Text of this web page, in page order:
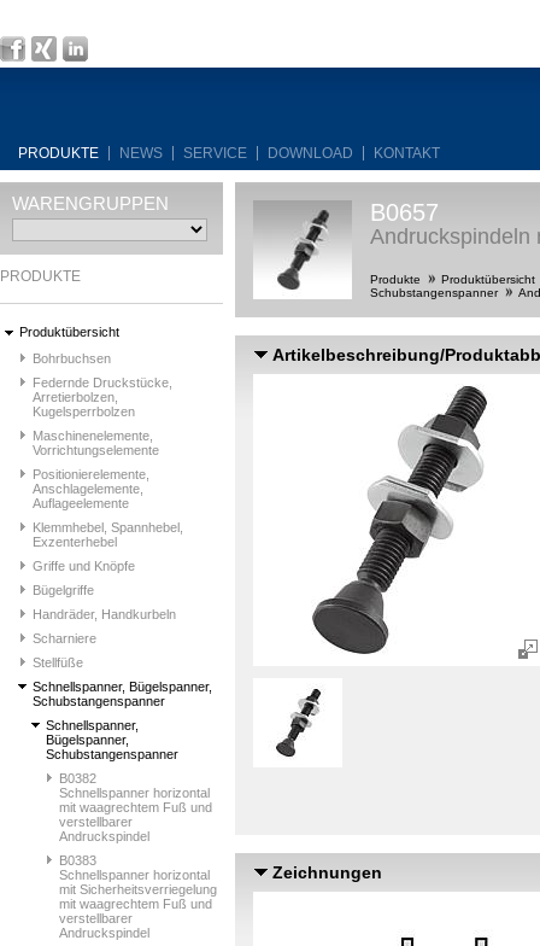
PRODUKTE NEWS SERVICE DOWNLOAD KONTAKT
WARENGRUPPEN
PRODUKTE
Produktübersicht
Bohrbuchsen
Federnde Druckstücke,
Arretierbolzen,
Kugelsperrbolzen
Maschinenelemente,
Vorrichtungselemente
Positionierelemente,
Anschlagelemente,
Auflageelemente
Klemmhebel, Spannhebel,
Exzenterhebel
Griffe und Knöpfe
Bügelgriffe
Handräder, Handkurbeln
Scharniere
Stellfüße
Schnellspanner, Bügelspanner,
Schubstangenspanner
Schnellspanner,
Bügelspanner,
Schubstangenspanner
B0382
Schnellspanner horizontal
mit waagrechtem Fuß und
verstellbarer
Andruckspindel
B0383
Schnellspanner horizontal
mit Sicherheitsverriegelung
mit waagrechtem Fuß und
verstellbarer
Andruckspindel
B0657
Andruckspindeln
Produkte
Produktübersicht
Schubstangenspanner
Artikelbeschreibung/
Zeichnungen